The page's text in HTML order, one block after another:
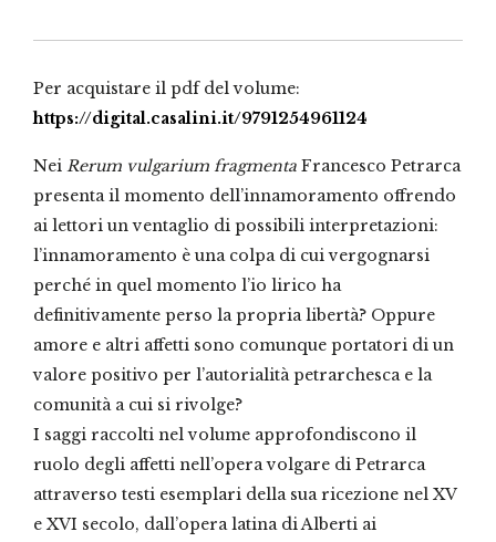
etade»
Per acquistare il pdf del volume:
https://digital.casalini.it/9791254961124
Nei Rerum vulgarium fragmenta Francesco Petrarca
presenta il momento dell’innamoramento offrendo
ai lettori un ventaglio di possibili interpretazioni:
l’innamoramento è una colpa di cui vergognarsi
perché in quel momento l’io lirico ha
definitivamente perso la propria libertà? Oppure
amore e altri affetti sono comunque portatori di un
valore positivo per l’autorialità petrarchesca e la
comunità a cui si rivolge?
I saggi raccolti nel volume approfondiscono il
ruolo degli affetti nell’opera volgare di Petrarca
attraverso testi esemplari della sua ricezione nel XV
e XVI secolo, dall’opera latina di Alberti ai